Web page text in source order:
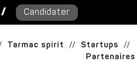
/ Candidater
Tarmac spirit // Startups
//
Partenaires